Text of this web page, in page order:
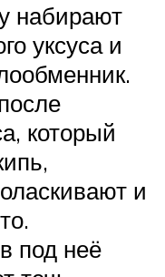
набирают
уксуса и
который
и
под неё